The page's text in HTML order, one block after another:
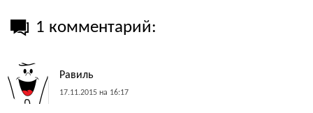
1 комментарий:
Равиль
17.11.2015 на 16:17